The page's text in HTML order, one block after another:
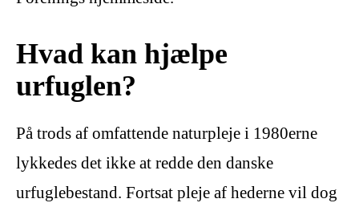
Hvad kan hjælpe
urfuglen?
På trods af omfattende naturpleje i 1980erne
lykkedes det ikke at redde den danske
urfuglebestand. Fortsat pleje af hederne vil dog